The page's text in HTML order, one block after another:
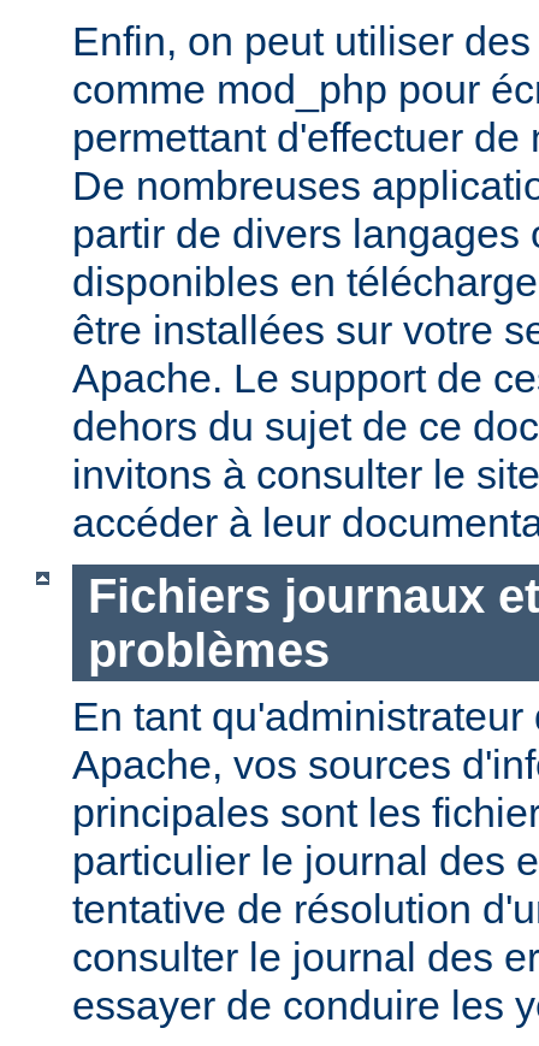
Enfin, on peut utiliser
comme mod_php pour
permettant d'effectuer
De nombreuses
partir de divers langages
disponibles en
être installées sur votre
Apache. Le support de
dehors du sujet de ce
invitons à consulter le
accéder à leur
Fichiers journaux
problèmes
En tant
Apache, vos sources
principales sont les
particulier le journal des
tentative de résolution
consulter le journal des
essayer de conduire les